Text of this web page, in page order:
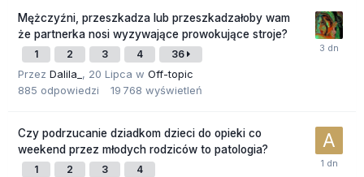
Mężczyźni, przeszkadza lub przeszkadzałoby wam
że partnerka nosi wyzywające prowokujące stroje?
1 2 3 4 36
Przez Dalila_ , 20 Lipca w Off-topic
885 odpowiedzi 19 768 wyświetleń
Czy podrzucanie dziadkom dzieci do opieki co
weekend przez młodych rodziców to patologia?
1 2 3 4